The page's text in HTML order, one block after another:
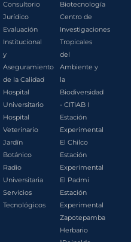
Consultorio
Jurídico
Evaluación
Institucional
y
Aseguramiento
de la Calidad
Hospital
Universitario
Hospital
Veterinario
Jardín
Botánico
Radio
Universitaria
Servicios
Tecnológicos
Biotecnología
Centro de
Investigaciones
Tropicales
del
Ambiente y
la
Biodiversidad
- CITIAB I
Estación
Experimental
El Chilco
Estación
Experimental
El Padmi
Estación
Experimental
Zapotepamba
Herbario